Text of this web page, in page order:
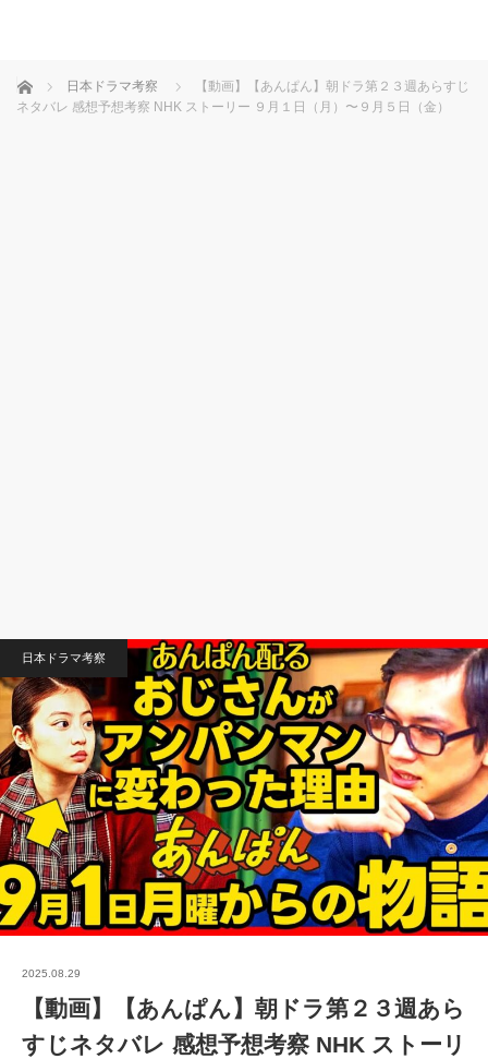
ホーム 日本ドラマ考察
【動画】【あんぱん】朝ドラ第２３週あらすじ
ネタバレ 感想予想考察 NHK ストーリー ９月１日（月）〜９月５日（金）
日本ドラマ考察
2025.08.29
【動画】【あんぱん】朝ドラ第２３週あら
すじネタバレ 感想予想考察 NHK ストーリ